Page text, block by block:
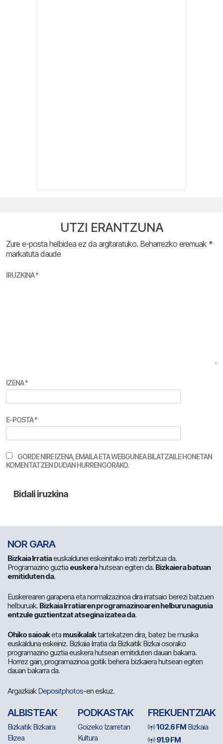
UTZI ERANTZUNA
Zure e-posta helbidea ez da argitaratuko. Beharrezko eremuak *
markatuta daude
IRUZKINA*
IZENA*
E-POSTA*
GORDE NIRE IZENA, EMAILA ETA WEBGUNEA BILATZAILE HONETAN
KOMENTATZEN DUDAN HURRENGORAKO.
NOR GARA
Bizkaia Irratiaeuskaldunei eskeinitako irrati zerbitzua da.
Programazino guztia euskerahutsean egiten da. Bizkaiera batuan
emitiduten da.
Euskerearen garapena eta normalizazinoa dira irratsaio berezi batzuen
helburuak. Bizkaia Irratiaren programazinoaren helburu nagusia
entzule guztientzat atsegina izatea da.
Ohiko saioaketa musikalaktartekatzen dira, batez be musika
euskalduna eskeiniz. Bizkaia Irratia da Bizkaitik Bizkai osorako
programazino guztia euskera hutsean emitiduten dauan bakarra.
Horrez gain, programazinoa goitik behera bizkaiera hutsean egiten
dauan bakarra da.
ArgazkiakDepositphotos-en eskuz.
ALBISTEAK
Bizkaitik Bizkaira
Elizea
PODKASTAK
Goizeko Izarretan
Kultura
FREKUENTZIAK
102.6 FM Bizkaia
91.9 FM